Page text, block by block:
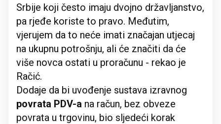
Srbije koji često imaju dvojno državljanstvo,
pa rjeđe koriste to pravo. Međutim,
vjerujem da to neće imati značajan utjecaj
na ukupnu potrošnju, ali će značiti da će
više novca ostati u proračunu - rekao je
Račić.
Dodaje da bi uvođenje sustava izravnog
povrata PDV-a na račun, bez obveze
povrata u trgovinu, bio sljedeći korak